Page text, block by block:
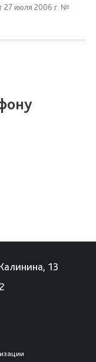
27 июля 2006 г. №
13